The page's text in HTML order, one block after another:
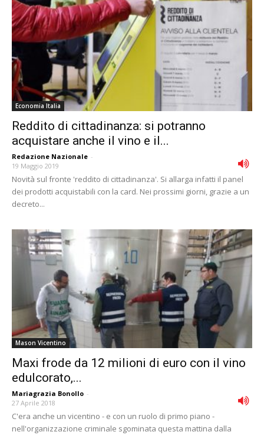
Economia Italia
Reddito di cittadinanza: si potranno
acquistare anche il vino e il...
Redazione Nazionale -
19 Maggio 2019
Novità sul fronte 'reddito di cittadinanza'. Si allarga infatti il panel
dei prodotti acquistabili con la card. Nei prossimi giorni, grazie a un
decreto...
Mason Vicentino
Maxi frode da 12 milioni di euro con il vino
edulcorato,...
Mariagrazia Bonollo -
27 Aprile 2018
C'era anche un vicentino - e con un ruolo di primo piano -
nell'organizzazione criminale sgominata questa mattina dalla